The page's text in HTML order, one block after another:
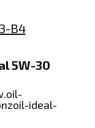
5W-30
ideal-